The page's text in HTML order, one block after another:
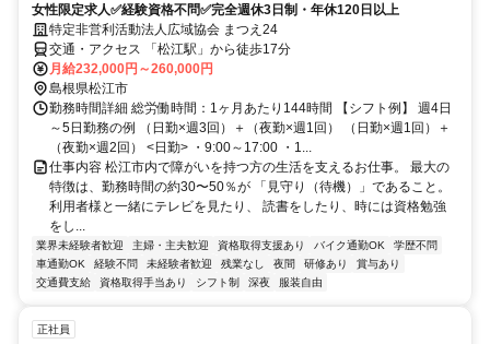
女性限定求人✅経験資格不問✅完全週休3日制・年休120日以上
特定非営利活動法人広域協会 まつえ24
交通・アクセス 「松江駅」から徒歩17分
月給232,000円～260,000円
島根県松江市
勤務時間詳細 総労働時間：1ヶ月あたり144時間 【シフト例】 週4日
～5日勤務の例 （日勤×週3回）＋（夜勤×週1回） （日勤×週1回）＋
（夜勤×週2回） <日勤> ・9:00～17:00 ・1...
仕事内容 松江市内で障がいを持つ方の生活を支えるお仕事。 最大の
特徴は、勤務時間の約30〜50％が 「見守り（待機）」であること。
利用者様と一緒にテレビを見たり、 読書をしたり、時には資格勉強
をし...
業界未経験者歓迎 主婦・主夫歓迎 資格取得支援あり バイク通勤OK
学歴不問
車通勤OK
経験不問 未経験者歓迎 残業なし 夜間 研修あり
賞与あり
交通費支給
資格取得手当あり シフト制 深夜 服装自由
正社員